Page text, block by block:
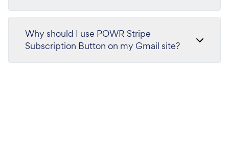
Why should I use POWR Stripe
Subscription Button on my Gmail site?